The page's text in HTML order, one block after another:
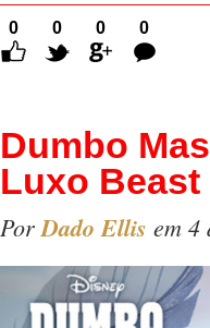
0 0 0
0
Dumbo
Luxo
PorDado Ellis em 4